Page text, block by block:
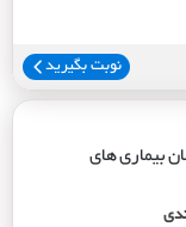
نوبت بگیرید
بیماری های